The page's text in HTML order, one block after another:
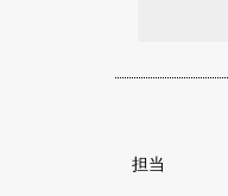
担当